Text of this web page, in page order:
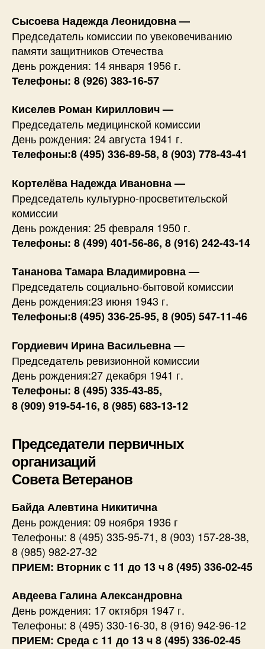
Сысоева Надежда Леонидовна —
Председатель комиссии по увековечиванию
памяти защитников Отечества
День рождения: 14 января 1956 г.
Телефоны: 8 (926) 383-16-57
Киселев Роман Кириллович —
Председатель медицинской комиссии
День рождения: 24 августа 1941 г.
Телефоны:8 (495) 336-89-58, 8 (903) 778-43-41
Кортелёва Надежда Ивановна —
Председатель культурно-просветительской
комиссии
День рождения: 25 февраля 1950 г.
Телефоны: 8 (499) 401-56-86, 8 (916) 242-43-14
Тананова Тамара Владимировна —
Председатель социально-бытовой комиссии
День рождения:23 июня 1943 г.
Телефоны:8 (495) 336-25-95, 8 (905) 547-11-46
Гордиевич Ирина Васильевна —
Председатель ревизионной комиссии
День рождения:27 декабря 1941 г.
Телефоны: 8 (495) 335-43-85,
8 (909) 919-54-16, 8 (985) 683-13-12
Председатели первичных
организаций
Совета Ветеранов
Байда Алевтина Никитична
День рождения: 09 ноября 1936 г
Телефоны: 8 (495) 335-95-71, 8 (903) 157-28-38,
8 (985) 982-27-32
ПРИЕМ: Вторник с 11 до 13 ч 8 (495) 336-02-45
Авдеева Галина Александровна
День рождения: 17 октября 1947 г.
Телефоны: 8 (495) 330-16-30, 8 (916) 942-96-12
ПРИЕМ: Среда с 11 до 13 ч 8 (495) 336-02-45